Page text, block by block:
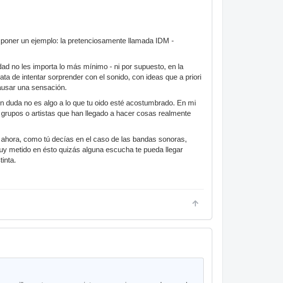
un ejemplo: la pretenciosamente llamada IDM -
no les importa lo más mínimo - ni por supuesto, en la
de intentar sorprender con el sonido, con ideas que a priori
una sensación.
no es algo a lo que tu oido esté acostumbrado. En mi
o artistas que han llegado a hacer cosas realmente
como tú decías en el caso de las bandas sonoras,
metido en ésto quizás alguna escucha te pueda llegar